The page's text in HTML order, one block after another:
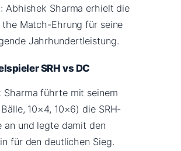
Abhishek Sharma erhielt die
the Match-Ehrung für seine
Jahrhundertleistung.
SRH vs DC
Sharma führte mit seinem
10×4, 10×6) die SRH-
an und legte damit den
für den deutlichen Sieg.